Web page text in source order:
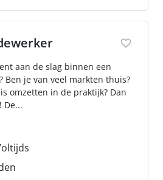
aan de slag binnen een
Ben je van veel markten thuis?
omzetten in de praktijk? Dan
De...